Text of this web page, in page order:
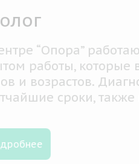
Терапевт
В нашем центре мы
инновационное
современные
тщательно
медикаментозное
профилактические
Подробнее